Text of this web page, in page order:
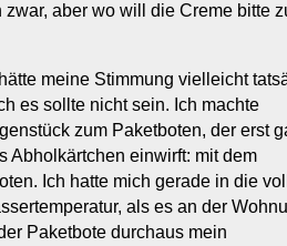
aber wo will die Creme bitte
meine Stimmung vielleicht
es sollte nicht sein. Ich machte
zum Paketboten, der erst
Abholkärtchen einwirft: mit dem
Ich hatte mich gerade in die
als es an der
Paketbote durchaus mein